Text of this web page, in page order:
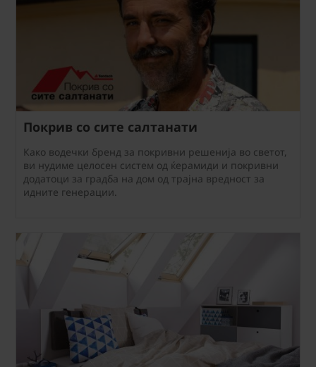
Покрив со сите салтанати
Како водечки бренд за покривни решенија во светот,
ви нудиме целосен систем од ќерамиди и покривни
додатоци за градба на дом од трајна вредност за
идните генерации.